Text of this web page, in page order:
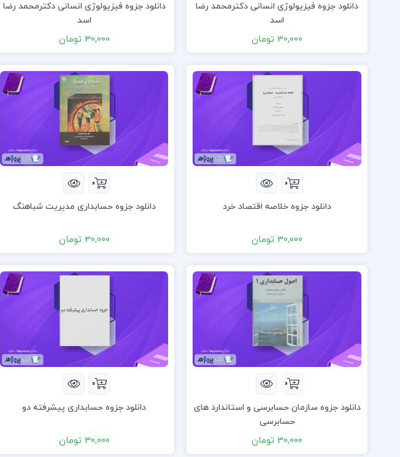
دانلود جزوه فیزیولوژی انسانی دکترمحمد رضا
اسد
30,000 تومان
دانلود جزوه فیزیولوژی انسانی دکترمحمد رضا
اسد
30,000 تومان
دانلود جزوه خلاصه اقتصاد خرد
30,000 تومان
دانلود جزوه حسابداری مدیریت شباهنگ
30,000 تومان
دانلود جزوه سازمان حسابرسی و استاندارد های
حسابرسی
30,000 تومان
دانلود جزوه حسابداری پیشرفته دو
30,000 تومان